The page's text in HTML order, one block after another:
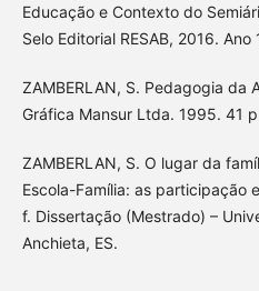
Educação e Contexto do
Selo Editorial RESAB, 2016.
ZAMBERLAN, S. Pedagogia da
Gráfica Mansur Ltda. 1995. 41
ZAMBERLAN, S. O lugar da
Escola-Família: as participação
f. Dissertação (Mestrado) –
Anchieta, ES.